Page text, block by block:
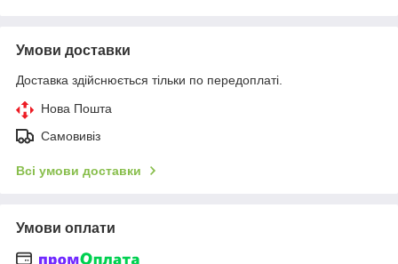
Умови доставки
Доставка здійснюється тільки по передоплаті.
Нова Пошта
Самовивіз
Всі умови доставки
Умови оплати